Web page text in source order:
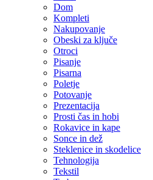
Dom
Kompleti
Nakupovanje
Obeski za ključe
Otroci
Pisanje
Pisarna
Poletje
Potovanje
Prezentacija
Prosti čas in hobi
Rokavice in kape
Sonce in dež
Steklenice in skodelice
Tehnologija
Tekstil